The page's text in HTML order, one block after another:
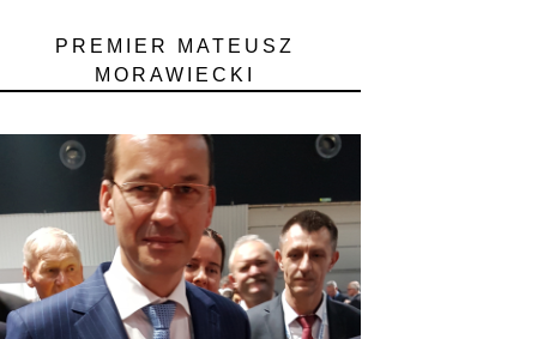
PREMIER MATEUSZ
MORAWIECKI